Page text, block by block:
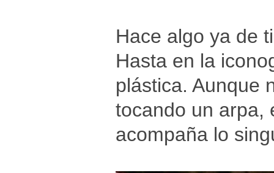
Hace algo ya de
Hasta en la
plástica. Aunque
tocando un arpa,
acompaña lo